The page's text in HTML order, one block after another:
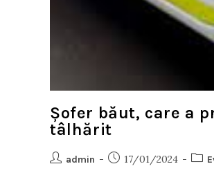
Șofer băut, care a
tâlhărit
admin 17/01/2024